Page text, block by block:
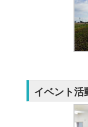
イベント活